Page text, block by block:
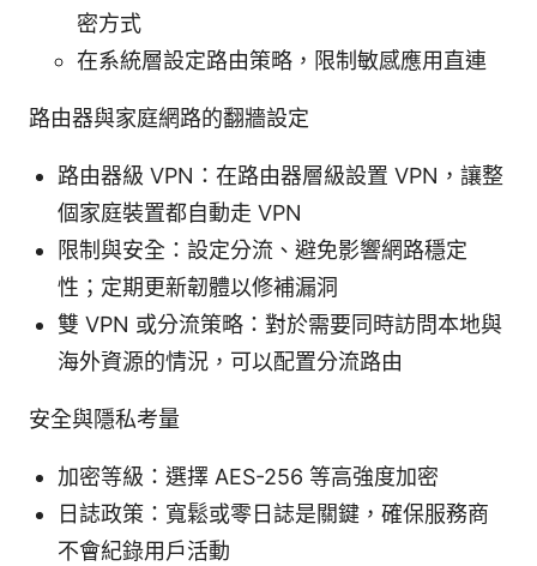
密方式
在系統層設定路由策略，限制敏感應用直連
路由器與家庭網路的翻牆設定
路由器級 VPN：在路由器層級設置 VPN，讓整
個家庭裝置都自動走 VPN
限制與安全：設定分流、避免影響網路穩定
性；定期更新韌體以修補漏洞
雙 VPN 或分流策略：對於需要同時訪問本地與
海外資源的情況，可以配置分流路由
安全與隱私考量
加密等級：選擇 AES-256 等高強度加密
日誌政策：寬鬆或零日誌是關鍵，確保服務商
不會紀錄用戶活動